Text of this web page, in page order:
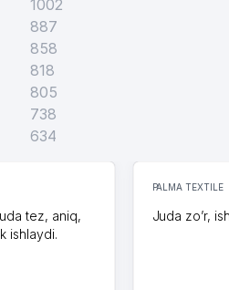
1002
887
858
818
805
738
634
tez, aniq,
ishlaydi.
PALMA TEXTILE
Juda zo’r,